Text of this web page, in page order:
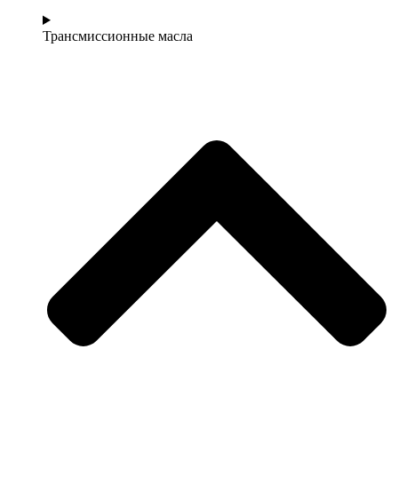
Трансмиссионные масла